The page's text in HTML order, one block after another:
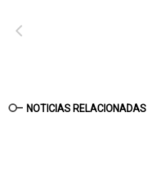
NOTICIAS RELACIONADAS